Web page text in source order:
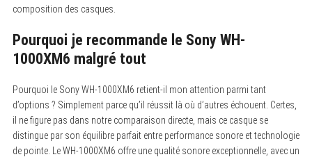
composition des casques.
Pourquoi je recommande le Sony WH-
1000XM6 malgré tout
Pourquoi le Sony WH-1000XM6 retient-il mon attention parmi tant
d’options ? Simplement parce qu’il réussit là où d’autres échouent. Certes,
il ne figure pas dans notre comparaison directe, mais ce casque se
distingue par son équilibre parfait entre performance sonore et technologie
de pointe. Le WH-1000XM6 offre une qualité sonore exceptionnelle, avec un